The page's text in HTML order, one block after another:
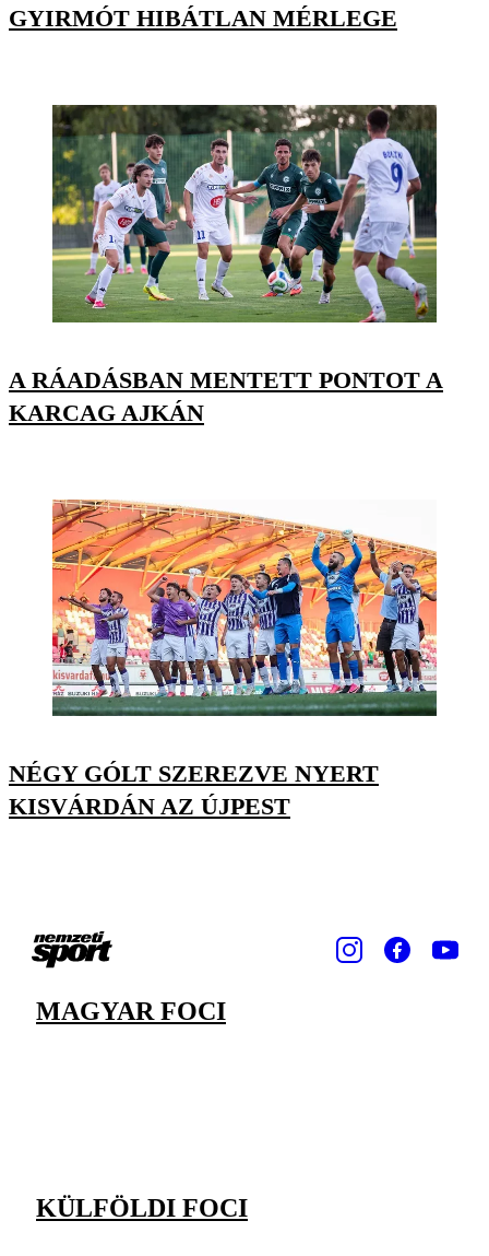
GYIRMÓT HIBÁTLAN MÉRLEGE
A RÁADÁSBAN MENTETT PONTOT A
KARCAG AJKÁN
NÉGY GÓLT SZEREZVE NYERT
KISVÁRDÁN AZ ÚJPEST
MAGYAR FOCI
KÜLFÖLDI FOCI